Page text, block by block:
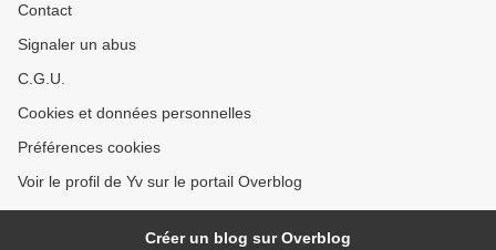
Contact
Signaler un abus
C.G.U.
Cookies et données personnelles
Préférences cookies
Voir le profil de Yv sur le portail Overblog
Créer un blog sur Overblog